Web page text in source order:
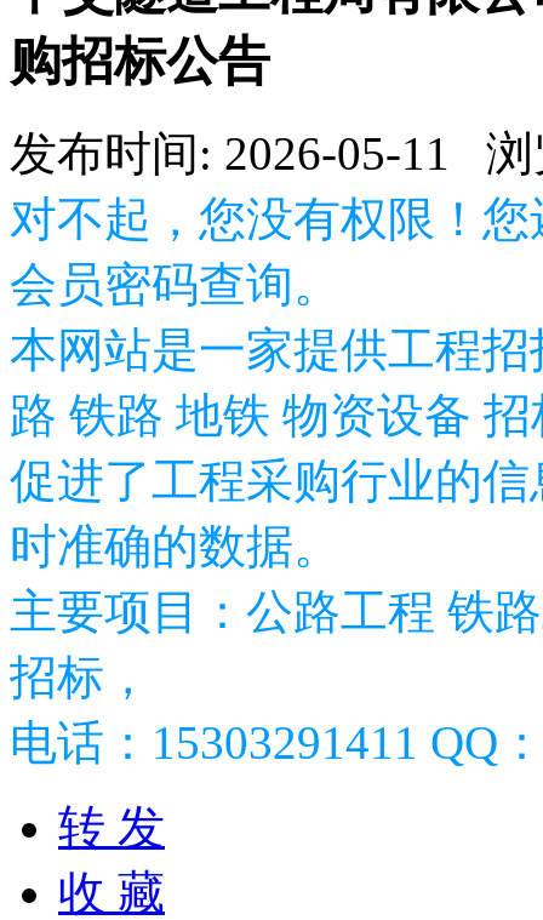
购招标公告
发布时间: 2026-05-11
对不起，您没有权限！
会员密码查询。
本网站是一家提供工程
路 铁路 地铁 物资设备
促进了工程采购行业的
时准确的数据。
主要项目：公路工程 铁
招标，
电话：15303291411 QQ
转 发
收 藏